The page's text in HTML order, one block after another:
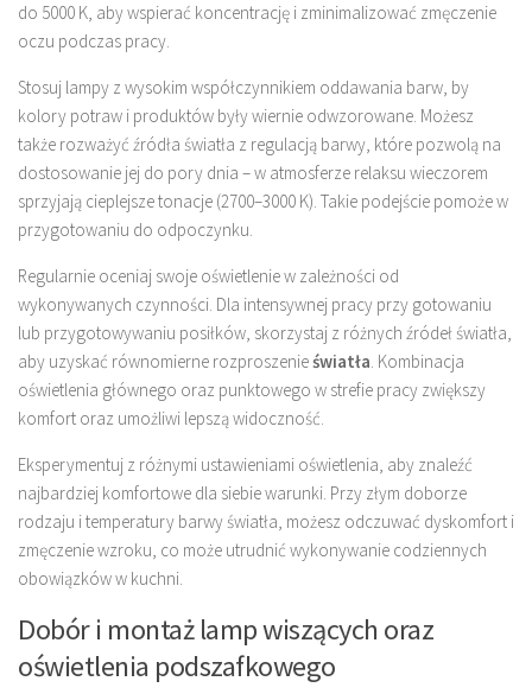
do 5000 K, aby wspierać koncentrację i zminimalizować zmęczenie
oczu podczas pracy.
Stosuj lampy z wysokim współczynnikiem oddawania barw, by
kolory potraw i produktów były wiernie odwzorowane. Możesz
także rozważyć źródła światła z regulacją barwy, które pozwolą na
dostosowanie jej do pory dnia – w atmosferze relaksu wieczorem
sprzyjają cieplejsze tonacje (2700–3000 K). Takie podejście pomoże w
przygotowaniu do odpoczynku.
Regularnie oceniaj swoje oświetlenie w zależności od
wykonywanych czynności. Dla intensywnej pracy przy gotowaniu
lub przygotowywaniu posiłków, skorzystaj z różnych źródeł światła,
aby uzyskać równomierne rozproszenieświatła. Kombinacja
oświetlenia głównego oraz punktowego w strefie pracy zwiększy
komfort oraz umożliwi lepszą widoczność.
Eksperymentuj z różnymi ustawieniami oświetlenia, aby znaleźć
najbardziej komfortowe dla siebie warunki. Przy złym doborze
rodzaju i temperatury barwy światła, możesz odczuwać dyskomfort i
zmęczenie wzroku, co może utrudnić wykonywanie codziennych
obowiązków w kuchni.
Dobór i montaż lamp wiszących oraz
oświetlenia podszafkowego